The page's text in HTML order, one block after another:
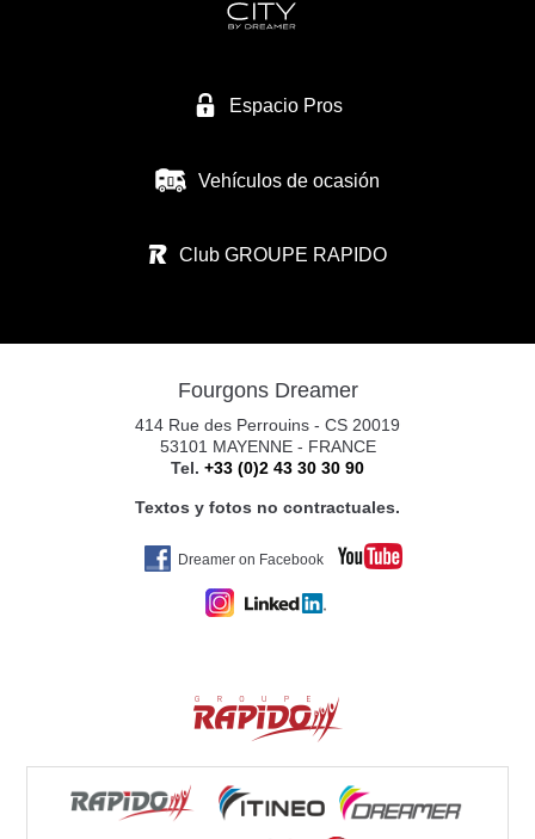
Espacio Pros
Vehículos de ocasión
Club GROUPE RAPIDO
Fourgons Dreamer
414 Rue des Perrouins - CS 20019
53101 MAYENNE - FRANCE
Tel. +33 (0)2 43 30 30 90
Textos y fotos no contractuales.
Dreamer on Facebook